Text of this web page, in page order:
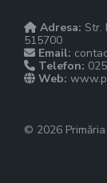
Adresa: Str.
515700
Email:
Telefon:
Web:
© 2026